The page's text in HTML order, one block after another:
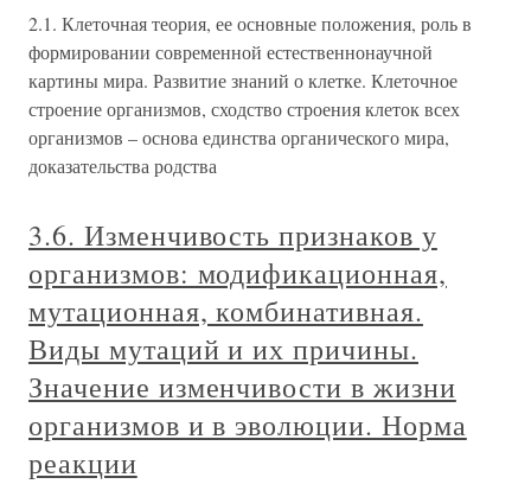
2.1. Клеточная теория, ее основные положения, роль в
формировании современной естественнонаучной
картины мира. Развитие знаний о клетке. Клеточное
строение организмов, сходство строения клеток всех
организмов – основа единства органического мира,
доказательства родства
3.6. Изменчивость признаков у
организмов: модификационная,
мутационная, комбинативная.
Виды мутаций и их причины.
Значение изменчивости в жизни
организмов и в эволюции. Норма
реакции